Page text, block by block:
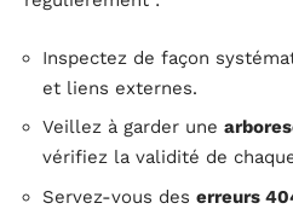
Inspectez de façon
et liens externes.
Veillez à garder une
vérifiez la validité de
Servez-vous des erreurs